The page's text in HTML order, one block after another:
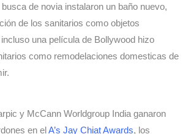
de novia instalaron un baño nuevo,
de los sanitarios como objetos
una película de Bollywood hizo
como remodelaciones domesticas de
y McCann Worldgroup India ganaron
en el A’s Jay Chiat Awards, los